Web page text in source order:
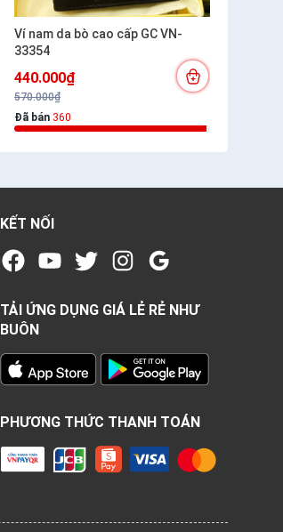
Ví nam da bò cao cấp GC VN-
33354
440.000₫
570.000₫
Đã bán 360
KẾT NỐI
TẢI ỨNG DỤNG GIÁ LẺ RẺ NHƯ
BUÔN
PHƯƠNG THỨC THANH TOÁN